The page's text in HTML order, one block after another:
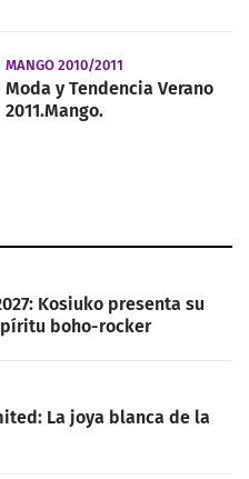
MANGO 2010/2011
Moda y Tendencia Verano
2011.Mango.
Kosiuko presenta su
boho-rocker
La joya blanca de la